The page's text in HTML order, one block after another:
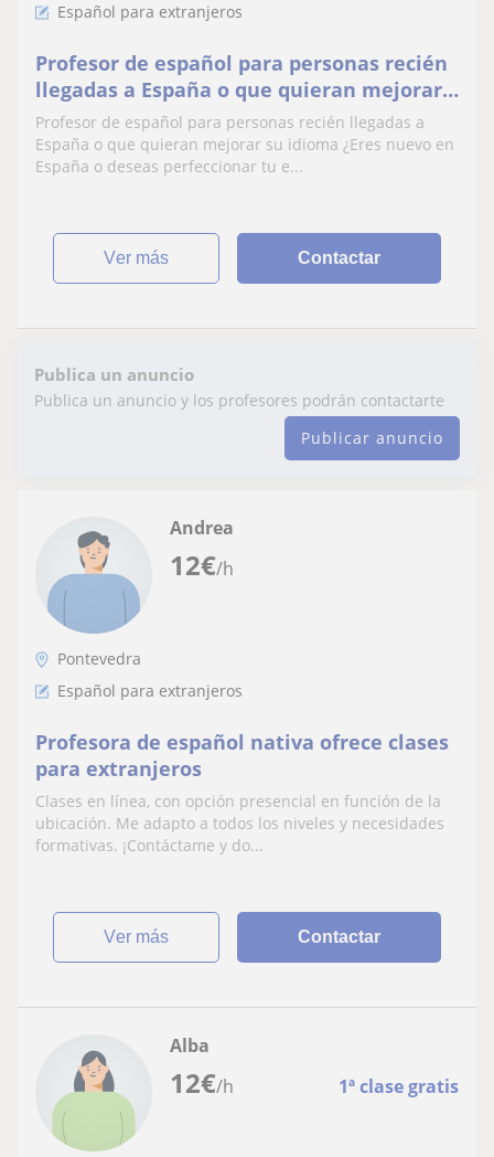
Español para extranjeros
Profesor de español para personas recién
llegadas a España o que quieran mejorar
su idioma
Profesor de español para personas recién llegadas a
España o que quieran mejorar su idioma ¿Eres nuevo en
España o deseas perfeccionar tu e...
ver más Contactar
Publica un anuncio
Publica un anuncio y los profesores podrán contactarte
Publicar anuncio
12€/h
Andrea
Pontevedra
Español para extranjeros
Profesora de español nativa ofrece clases
para extranjeros
Clases en línea, con opción presencial en función de la
ubicación. Me adapto a todos los niveles y necesidades
formativas. ¡Contáctame y do...
ver más Contactar
12€/h 1ª clase gratis
Alba